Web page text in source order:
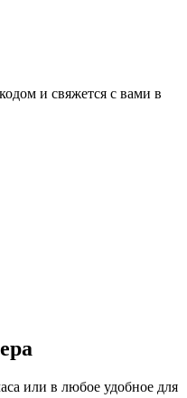
и свяжется с вами в
или в любое удобное для